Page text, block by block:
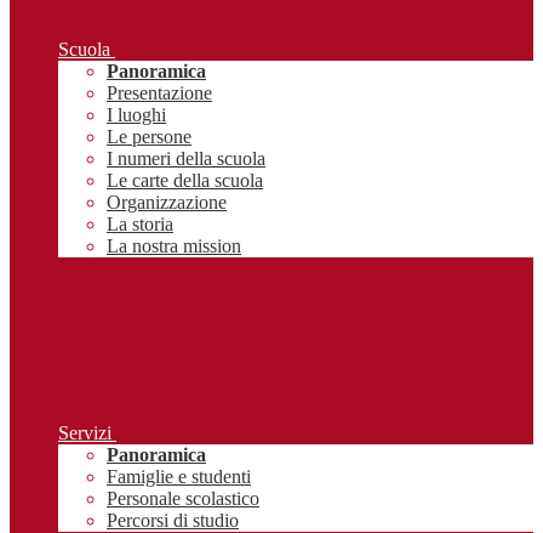
Scuola
Panoramica
Presentazione
I luoghi
Le persone
I numeri della scuola
Le carte della scuola
Organizzazione
La storia
La nostra mission
Servizi
Panoramica
Famiglie e studenti
Personale scolastico
Percorsi di studio